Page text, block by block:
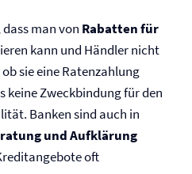
man von Rabatten für
kann und Händler nicht
sie eine Ratenzahlung
keine Zweckbindung für den
Banken sind auch in
und Aufklärung
oft